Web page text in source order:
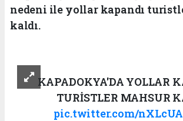
nedeni ile yollar kapandı
kaldı.
KAPADOKYA'DA YOLLAR
TURİSTLER MAHSUR
pic.twitter.com/